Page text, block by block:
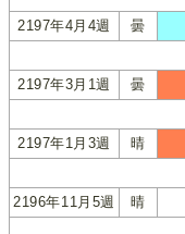
2197年4月4週 曇
2197年3月1週 曇
2197年1月3週 晴
2196年11月5週 晴